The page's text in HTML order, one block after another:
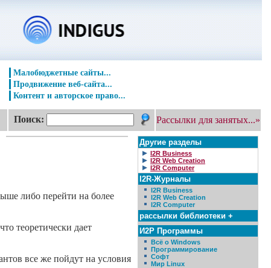
Малобюджетные сайты...
Продвижение веб-сайта...
Контент и авторское право...
Поиск: Рассылки для занятых...»
либо перейти на более
теоретически дает
все же пойдут на условия
Другие разделы
I2R Business
I2R Web Creation
I2R Computer
I2R-Журналы
I2R Business
I2R Web Creation
I2R Computer
рассылки библиотеки +
И2Р Программы
Всё о Windows
Программирование
Софт
Мир Linux